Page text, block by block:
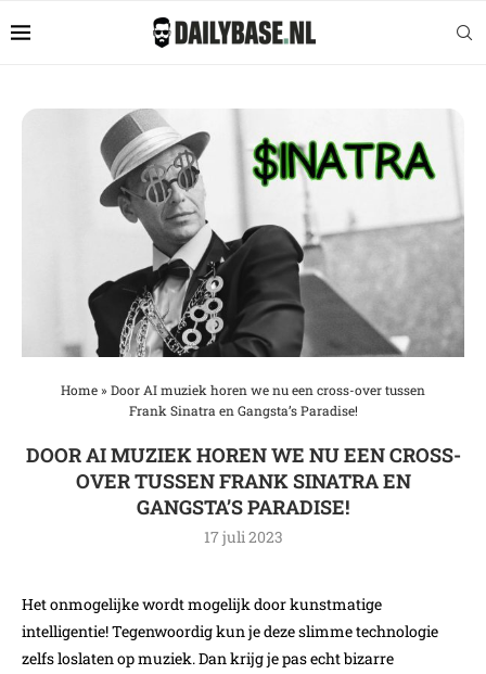
Home» Door AI muziek horen we nu een cross-over tussen
Frank Sinatra en Gangsta’s Paradise!
DOOR AI MUZIEK HOREN WE NU EEN CROSS-
OVER TUSSEN FRANK SINATRA EN
GANGSTA’S PARADISE!
17 juli 2023
Het onmogelijke wordt mogelijk door kunstmatige
intelligentie! Tegenwoordig kun je deze slimme technologie
zelfs loslaten op muziek. Dan krijg je pas echt bizarre